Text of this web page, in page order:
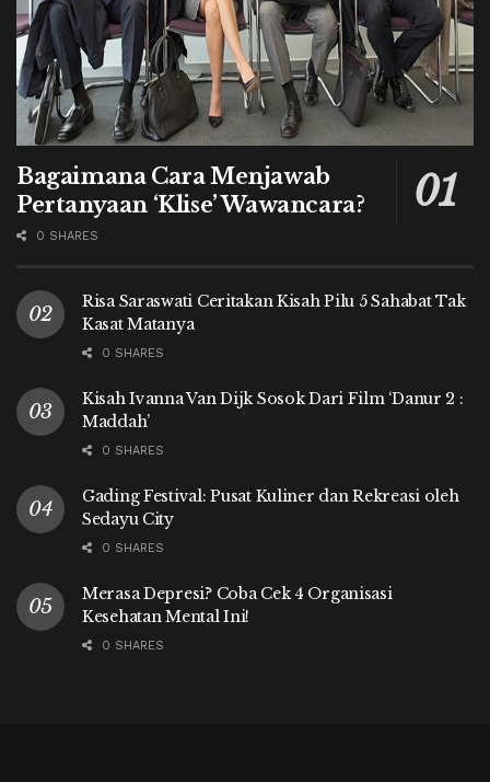
Bagaimana Cara Menjawab
Pertanyaan ‘Klise’ Wawancara?
0 SHARES
Risa Saraswati Ceritakan Kisah Pilu 5 Sahabat Tak
Kasat Matanya
0 SHARES
Kisah Ivanna Van Dijk Sosok Dari Film ‘Danur 2 :
Maddah’
0 SHARES
Gading Festival: Pusat Kuliner dan Rekreasi oleh
Sedayu City
0 SHARES
Merasa Depresi? Coba Cek 4 Organisasi
Kesehatan Mental Ini!
0 SHARES